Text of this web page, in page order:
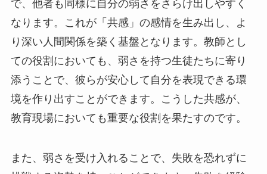
で、他者も同様に自分の弱さをさらけ出しやすく
なります。これが「共感」の感情を生み出し、よ
り深い人間関係を築く基盤となります。教師とし
ての役割においても、弱さを持つ生徒たちに寄り
添うことで、彼らが安心して自分を表現できる環
境を作り出すことができます。こうした共感が、
教育現場においても重要な役割を果たすのです。
また、弱さを受け入れることで、失敗を恐れずに